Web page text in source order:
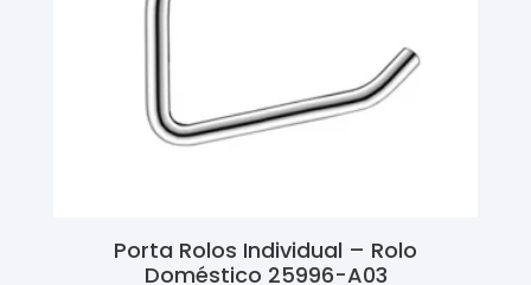
Porta Rolos Individual – Rolo
Doméstico 25996-A03